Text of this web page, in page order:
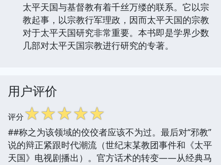
太平天国与基督教有着千丝万缕的联系。它以宗
教起事，以宗教行军理政，因而太平天国的宗教
对于太平天国研究非常重要。本书即是学界少数
几部对太平天国宗教进行研究的专著。
用户评价
评分☆☆☆☆☆
##称之为该领域的佼佼者应该不为过。最后对“邪教”
说的辩正紧跟时代潮流（世纪末某教团事件和《太平
天国》电视剧播出）。官方话术的转变——从经典马